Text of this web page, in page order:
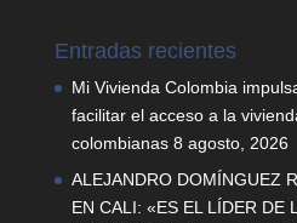
Entradas recientes
Mi Vivienda Colombia
facilitar el acceso a la
colombianas 8 agosto, 2026
ALEJANDRO DOMÍNGUEZ
EN CALI: «ES EL LÍDER DE